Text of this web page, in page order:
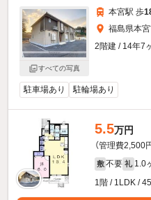
すべての写真
本宮駅 歩
福島県本
2階建 / 14年7
駐車場あり 駐輪場あり
5.5万円
（管理費2,500円
敷 不要 礼 1.0
1階 / 1LDK /